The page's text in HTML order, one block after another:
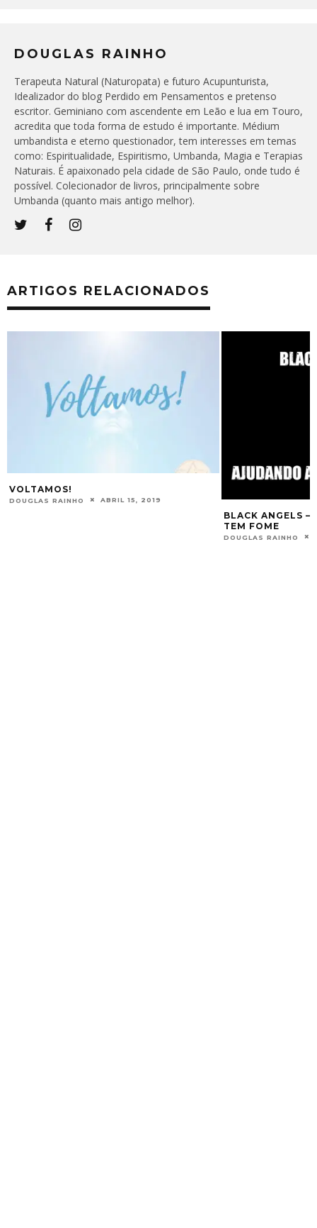
DOUGLAS RAINHO
Terapeuta Natural (Naturopata) e futuro Acupunturista,
Idealizador do blog Perdido em Pensamentos e pretenso
escritor. Geminiano com ascendente em Leão e lua em Touro,
acredita que toda forma de estudo é importante. Médium
umbandista e eterno questionador, tem interesses em temas
como: Espiritualidade, Espiritismo, Umbanda, Magia e Terapias
Naturais. É apaixonado pela cidade de São Paulo, onde tudo é
possível. Colecionador de livros, principalmente sobre
Umbanda (quanto mais antigo melhor).
ARTIGOS RELACIONADOS
VOLTAMOS!
DOUGLAS RAINHO ABRIL 15, 2019
BLACK ANGELS –
TEM FOME
DOUGLAS RAINHO